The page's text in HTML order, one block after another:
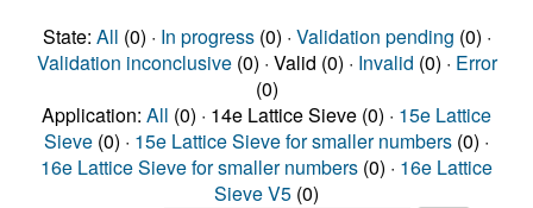
State: All (0) · In progress(0) · Validation pending (0) ·
Validation inconclusive(0) · Valid (0) · Invalid (0) · Error
(0)
Application: All (0) · 14e Lattice Sieve (0) · 15e Lattice
Sieve (0) · 15e Lattice Sieve for smaller numbers (0) ·
16e Lattice Sieve for smaller numbers (0) · 16e Lattice
Sieve V5 (0)